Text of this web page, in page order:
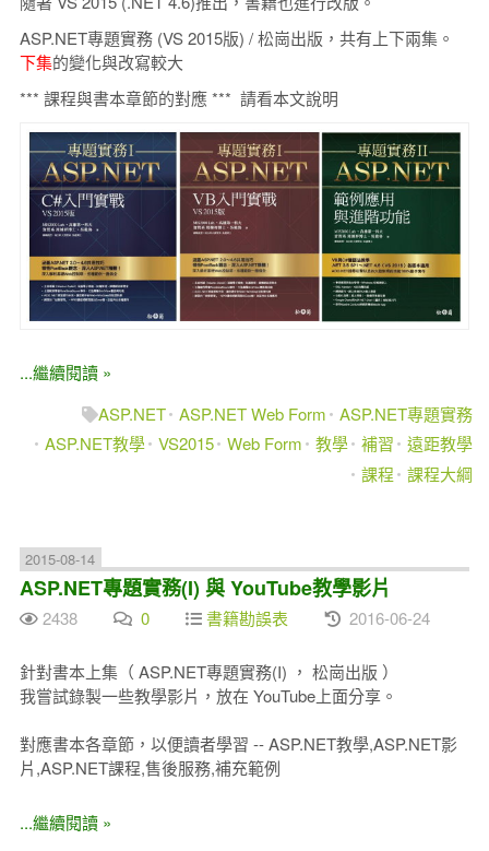
ASP.NET專題實務 (VS 2015版) / 松崗出版，共有上下兩集。
下集的變化與改寫較大
*** 課程與書本章節的對應 *** 請看本文說明
...繼續閱讀 »
ASP.NET ASP.NET Web Form
ASP.NET專題實務
ASP.NET教學 VS2015 Web Form 教學 補習
遠距教學
課程
課程大綱
2015-08-14
ASP.NET專題實務(I) 與 YouTube教學影片
2438 0 書籍勘誤表 2016-06-24
針對書本上集（ ASP.NET專題實務(I) ， 松崗出版 ）
我嘗試錄製一些教學影片，放在 YouTube上面分享。
對應書本各章節，以便讀者學習 -- ASP.NET教學,ASP.NET影
片,ASP.NET課程,售後服務,補充範例
...繼續閱讀 »